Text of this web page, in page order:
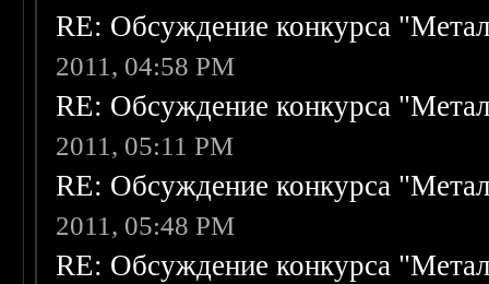
RE: Обсуждение конкурса
2011, 04:58 PM
RE: Обсуждение конкурса
2011, 05:11 PM
RE: Обсуждение конкурса
2011, 05:48 PM
RE: Обсуждение конкурса